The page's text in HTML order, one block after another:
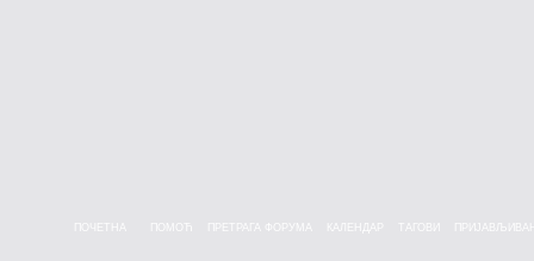
КАЛЕНДАР